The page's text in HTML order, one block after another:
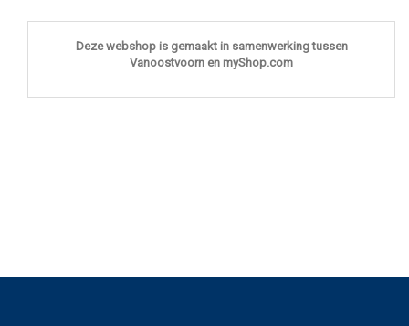
Deze webshop is gemaakt in samenwerking tussen
Vanoostvoorn en myShop.com